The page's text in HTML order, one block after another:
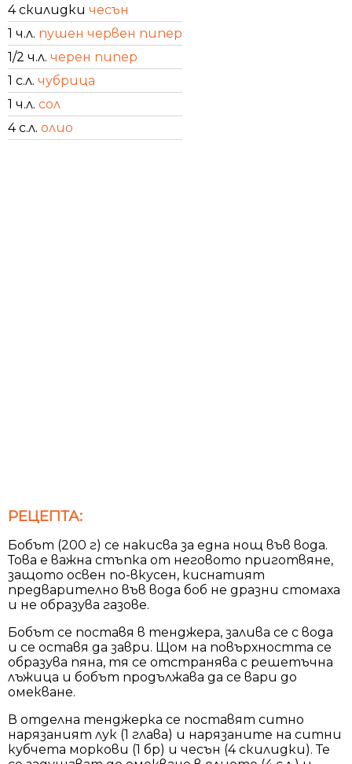
4 скилидки чесън
1 ч.л. пушен червен пипер
1/2 ч.л. черен пипер
1 с.л. чубрица
1 ч.л. сол
4 с.л. олио
РЕЦЕПТА:
Бобът (200 г) се накисва за една нощ във вода.
Това е важна стъпка от неговото приготвяне,
защото освен по-вкусен, киснатият
предварително във вода боб не дразни стомаха
и не образува газове.
Бобът се поставя в тенджера, залива се с вода
и се оставя да заври. Щом на повърхността се
образува пяна, тя се отстранява с решетъчна
лъжица и бобът продължава да се вари до
омекване.
В отделна тенджерка се поставят ситно
нарязаният лук (1 глава) и нарязаните на ситни
кубчета моркови (1 бр) и чесън (4 скилидки). Те